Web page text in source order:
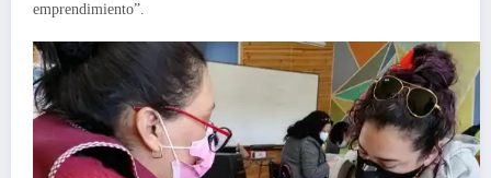
emprendimiento”.